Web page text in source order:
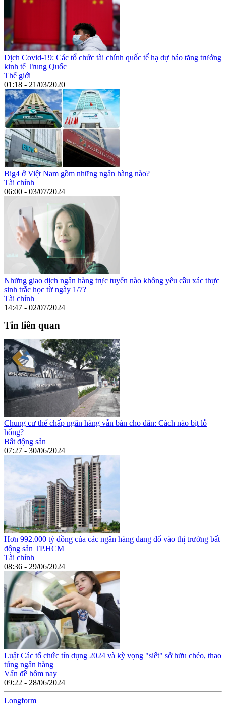
Dịch Covid-19: Các tổ chức tài chính quốc tế hạ dự báo tăng trưởng
kinh tế Trung Quốc
Thế giới
01:18 - 21/03/2020
Big4 ở Việt Nam gồm những ngân hàng nào?
Tài chính
06:00 - 03/07/2024
Những giao dịch ngân hàng trực tuyến nào không yêu cầu xác thực
sinh trắc học từ ngày 1/7?
Tài chính
14:47 - 02/07/2024
Tin liên quan
Chung cư thế chấp ngân hàng vẫn bán cho dân: Cách nào bịt lỗ
hổng?
Bất động sản
07:27 - 30/06/2024
Hơn 992.000 tỷ đồng của các ngân hàng đang đổ vào thị trường bất
động sản TP.HCM
Tài chính
08:36 - 29/06/2024
Luật Các tổ chức tín dụng 2024 và kỳ vọng "siết" sở hữu chéo, thao
túng ngân hàng
Vấn đề hôm nay
09:22 - 28/06/2024
Longform